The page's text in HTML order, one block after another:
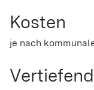
Kosten
je nach